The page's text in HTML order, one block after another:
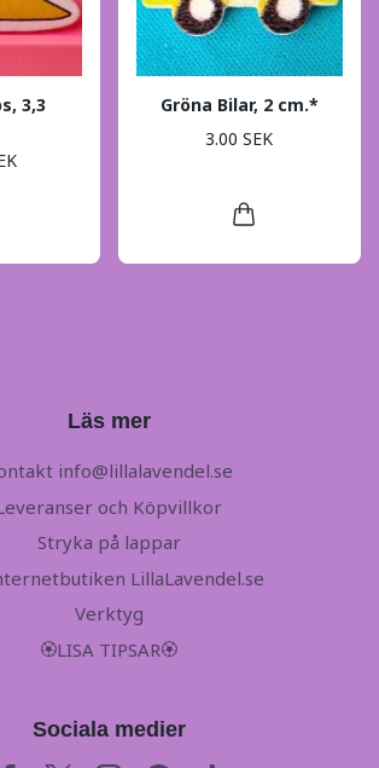
3,3
Gröna Bilar, 2 cm.*
3.00 SEK
Läs mer
info@lillalavendel.se
och Köpvillkor
Stryka på lappar
LillaLavendel.se
Verktyg
🏵LISA TIPSAR🏵
Sociala medier